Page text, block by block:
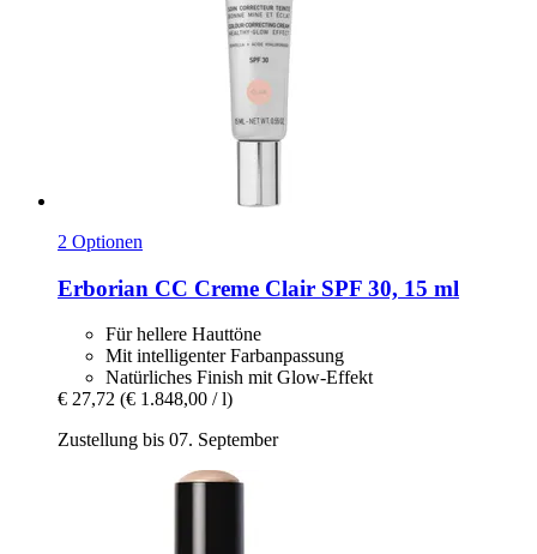
2 Optionen
Erborian CC Creme Clair SPF 30, 15 ml
Für hellere Hauttöne
Mit intelligenter Farbanpassung
Natürliches Finish mit Glow-Effekt
€ 27,72 (€ 1.848,00 / l)
Zustellung bis 07. September